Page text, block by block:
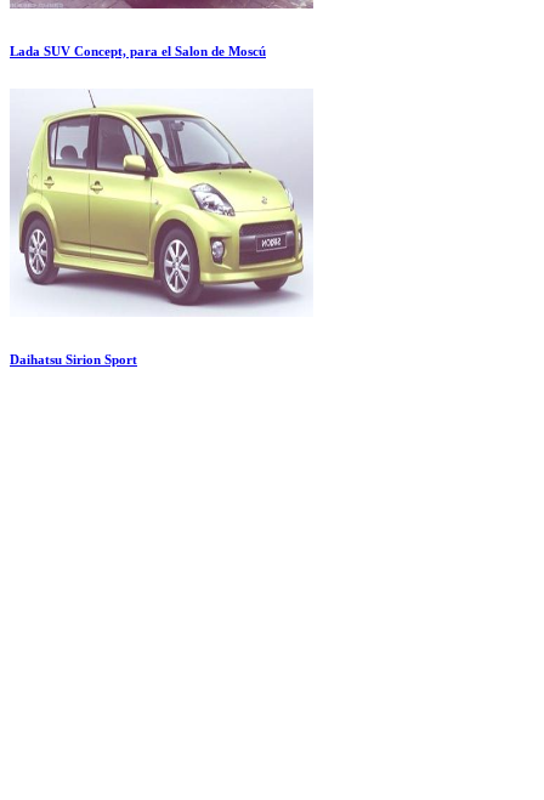
Lada SUV Concept, para el Salon de Moscú
Daihatsu Sirion Sport